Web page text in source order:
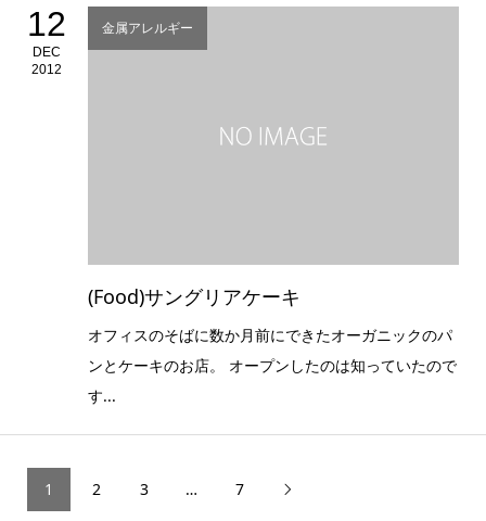
12
DEC
2012
金属アレルギー
(Food)サングリアケーキ
オフィスのそばに数か月前にできたオーガニックのパ
ンとケーキのお店。 オープンしたのは知っていたので
す...
1 2 3 … 7 